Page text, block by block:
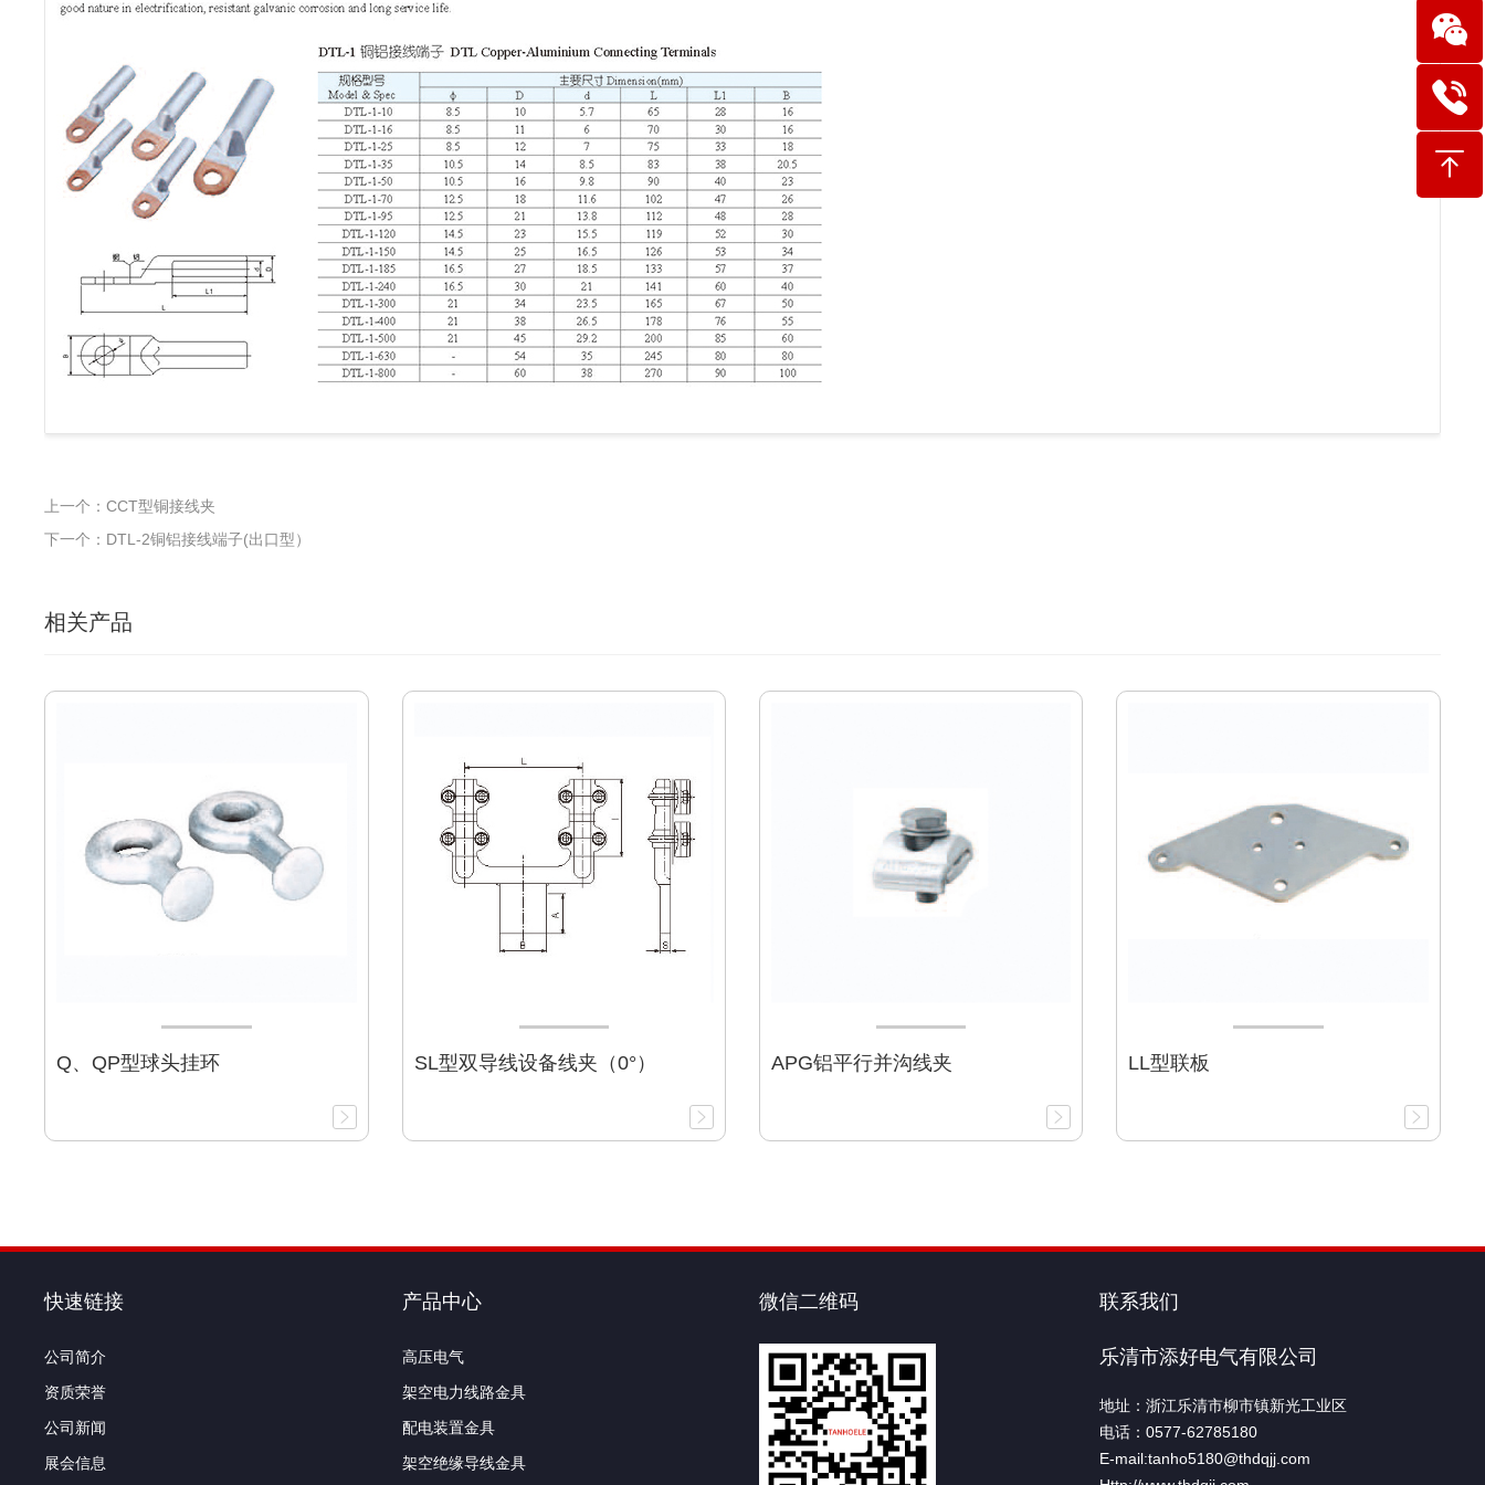
上一个：CCT型铜接线夹
下一个：DTL-2铜铝接线端子(出口型）
相关产品
Q、QP型球头挂环 SL型双导线设备线夹（0°） APG铝平行并沟线夹 LL型联板
快速链接
公司简介
资质荣誉
公司新闻
展会信息
产品中心
高压电气
架空电力线路金具
配电装置金具
架空绝缘导线金具
微信二维码 联系我们
乐清市添好电气有限公司
地址：浙江乐清市柳市镇新光工业区
电话：0577-62785180
E-mail:tanho5180@thdqjj.com